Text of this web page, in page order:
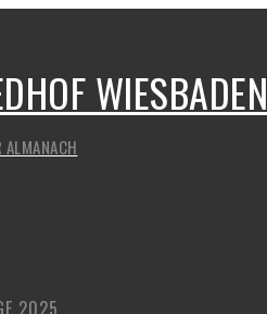
WIESBADEN
ALMANACH
2025